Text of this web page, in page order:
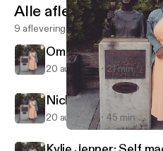
I rant, you listen
Alle afleveringen
9 afleveringen
Omarosa: The
20 aug 2018 21 min
Nicki Minaj: Queen
20 aug 2018 45 min